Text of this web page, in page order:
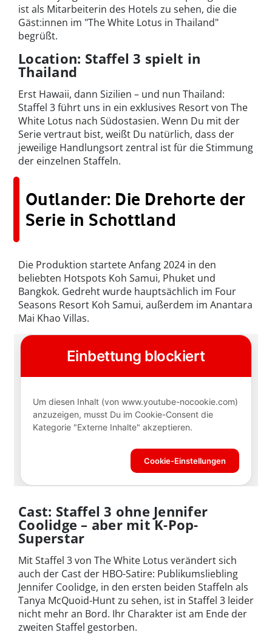
ist als Mitarbeiterin des Hotels zu sehen, die die
Gäst:innen im "The White Lotus in Thailand"
begrüßt.
Location: Staffel 3 spielt in
Thailand
Erst Hawaii, dann Sizilien – und nun Thailand:
Staffel 3 führt uns in ein exklusives Resort von The
White Lotus nach Südostasien. Wenn Du mit der
Serie vertraut bist, weißt Du natürlich, dass der
jeweilige Handlungsort zentral ist für die Stimmung
der einzelnen Staffeln.
Outlander: Die Drehorte der
Serie in Schottland
Die Produktion startete Anfang 2024 in den
beliebten Hotspots Koh Samui, Phuket und
Bangkok. Gedreht wurde hauptsächlich im Four
Seasons Resort Koh Samui, außerdem im Anantara
Mai Khao Villas.
Cast: Staffel 3 ohne Jennifer
Coolidge – aber mit K-Pop-
Superstar
Mit Staffel 3 von The White Lotus verändert sich
auch der Cast der HBO-Satire: Publikumsliebling
Jennifer Coolidge, in den ersten beiden Staffeln als
Tanya McQuoid-Hunt zu sehen, ist in Staffel 3 leider
nicht mehr an Bord. Ihr Charakter ist am Ende der
zweiten Staffel gestorben.